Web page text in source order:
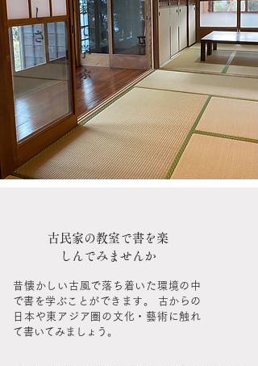
し
さ
家
で
学
ぶ
古民家の教室で書を楽
しんでみませんか
昔懐かしい古風で落ち着いた環境の中
で書を学ぶことができます。 古からの
日本や東アジア圏の文化・藝術に触れ
て書いてみましょう。